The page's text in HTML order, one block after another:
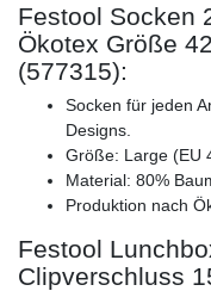
Festool Socken
Ökotex Größe
(577315):
Socken für jeden
Designs.
Größe: Large (EU
Material: 80%
Produktion nach
Festool
Clipverschluss